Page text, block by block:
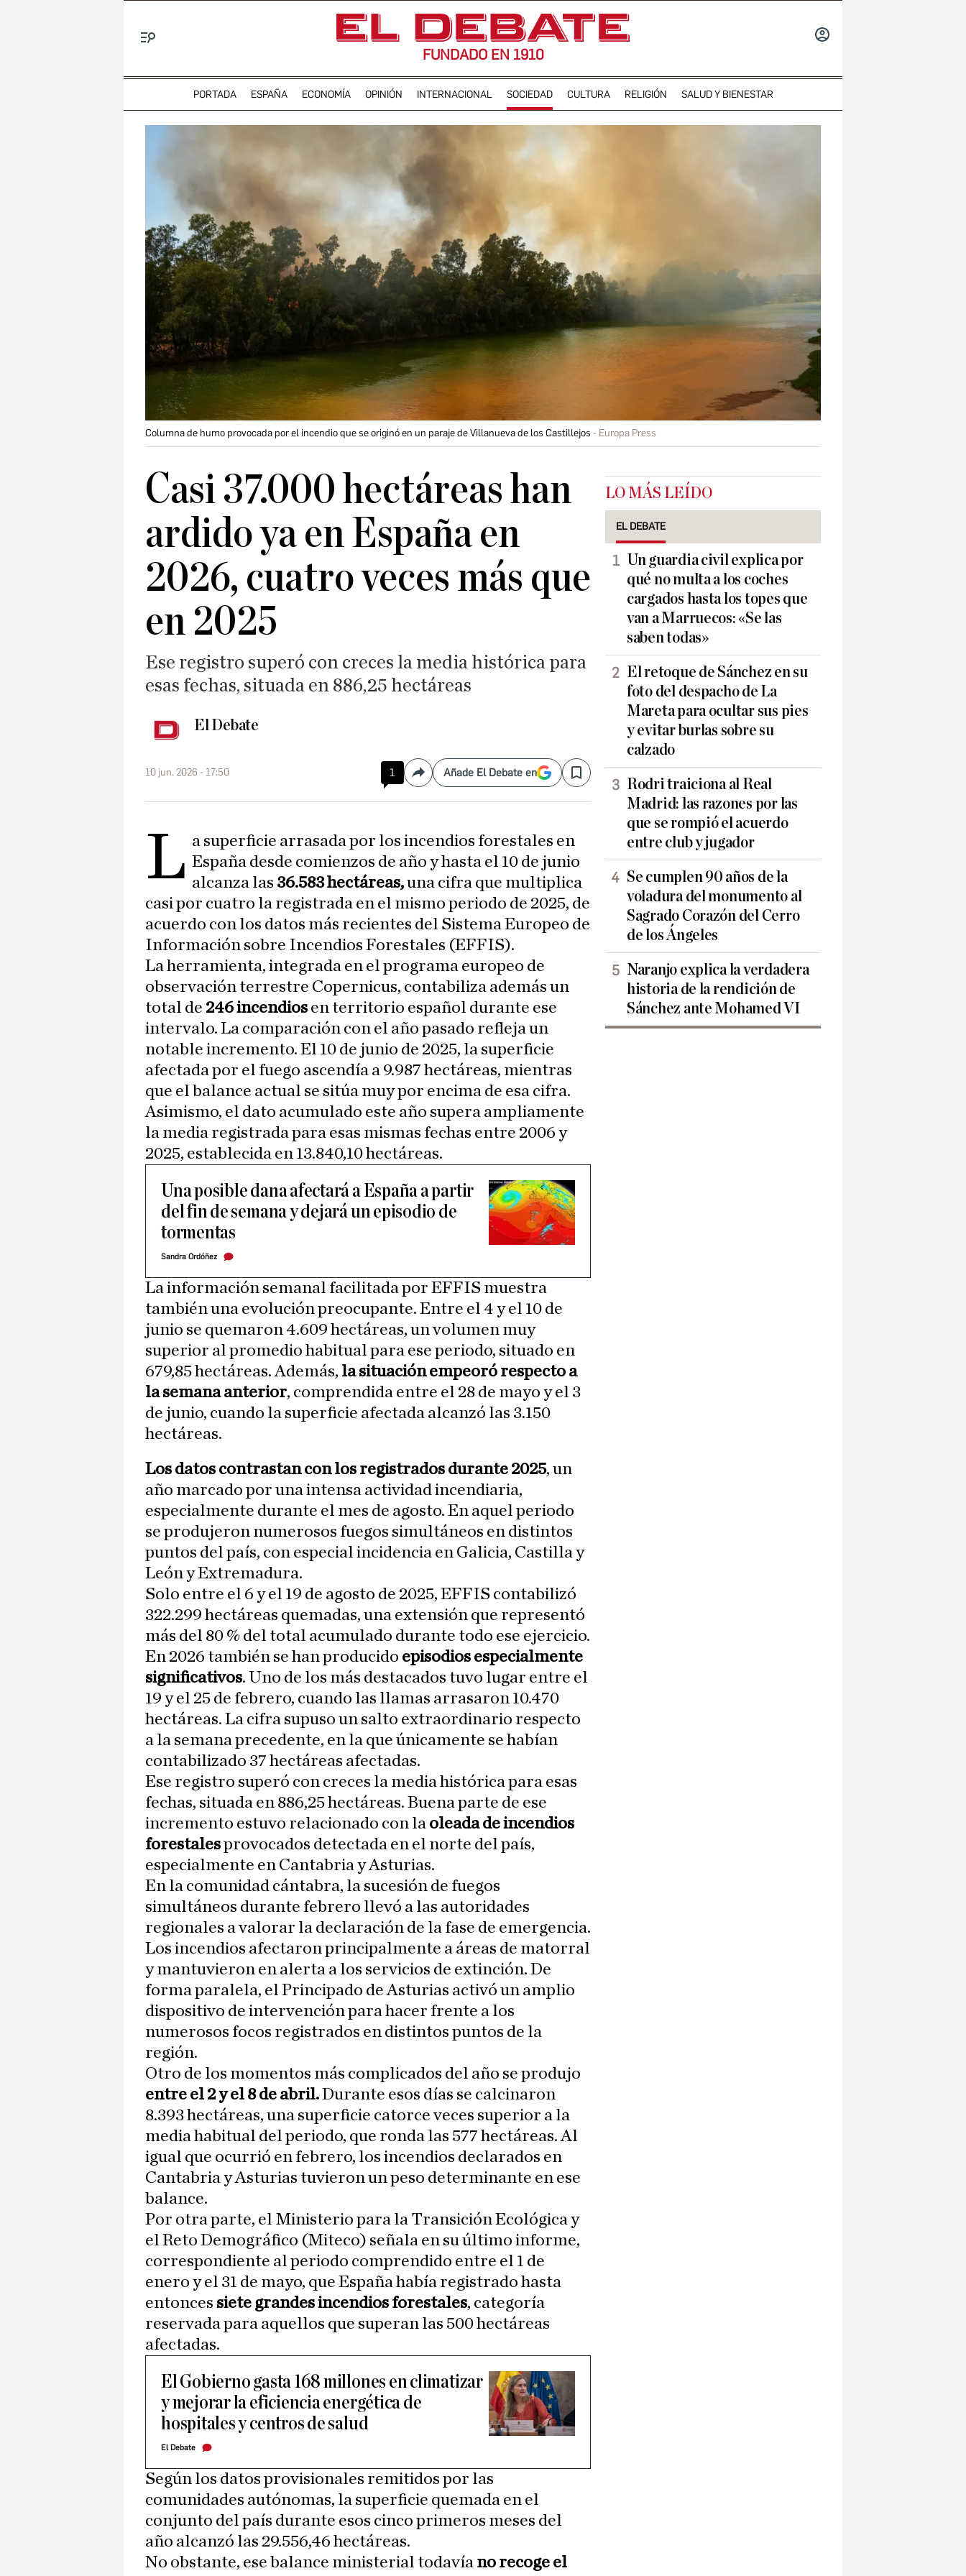
FUNDADO EN 1910
PORTADA ESPAÑA ECONOMÍA OPINIÓN INTERNACIONAL SOCIEDAD CULTURA RELIGIÓN SALUD Y BIENESTAR
Columna de humo provocada por el incendio que se originó en un paraje de Villanueva de los Castillejos Europa Press
Casi 37.000 hectáreas han
ardido ya en España en
2026, cuatro veces más que
en 2025
Ese registro superó con creces la media histórica para
esas fechas, situada en 886,25 hectáreas
El Debate
10 jun. 2026 - 17:50 1 CompartirAñade El Debate en Save
L a superficie arrasada por los incendios forestales en
España desde comienzos de año y hasta el 10 de junio
alcanza las 36.583 hectáreas,una cifra que multiplica
casi por cuatro la registrada en el mismo periodo de 2025, de
acuerdo con los datos más recientes del Sistema Europeo de
Información sobre Incendios Forestales (EFFIS).
La herramienta, integrada en el programa europeo de
observación terrestre Copernicus, contabiliza además un
total de 246 incendios en territorio español durante ese
intervalo. La comparación con el año pasado refleja un
notable incremento. El 10 de junio de 2025, la superficie
afectada por el fuego ascendía a 9.987 hectáreas, mientras
que el balance actual se sitúa muy por encima de esa cifra.
Asimismo, el dato acumulado este año supera ampliamente
la media registrada para esas mismas fechas entre 2006 y
2025, establecida en 13.840,10 hectáreas.
Una posible dana afectará a España a partir
del fin de semana y dejará un episodio de
tormentas
Sandra Ordóñez
La información semanal facilitada por EFFIS muestra
también una evolución preocupante. Entre el 4 y el 10 de
junio se quemaron 4.609 hectáreas, un volumen muy
superior al promedio habitual para ese periodo, situado en
679,85 hectáreas. Además, la situación empeoró respecto a
la semana anterior, comprendida entre el 28 de mayo y el 3
de junio, cuando la superficie afectada alcanzó las 3.150
hectáreas.
Los datos contrastan con los registrados durante 2025, un
año marcado por una intensa actividad incendiaria,
especialmente durante el mes de agosto. En aquel periodo
se produjeron numerosos fuegos simultáneos en distintos
puntos del país, con especial incidencia en Galicia, Castilla y
León y Extremadura.
Solo entre el 6 y el 19 de agosto de 2025, EFFIS contabilizó
322.299 hectáreas quemadas, una extensión que representó
más del 80 % del total acumulado durante todo ese ejercicio.
En 2026 también se han producido episodios especialmente
significativos. Uno de los más destacados tuvo lugar entre el
19 y el 25 de febrero, cuando las llamas arrasaron 10.470
hectáreas. La cifra supuso un salto extraordinario respecto
a la semana precedente, en la que únicamente se habían
contabilizado 37 hectáreas afectadas.
Ese registro superó con creces la media histórica para esas
fechas, situada en 886,25 hectáreas. Buena parte de ese
incremento estuvo relacionado con la oleada de incendios
forestalesprovocados detectada en el norte del país,
especialmente en Cantabria y Asturias.
En la comunidad cántabra, la sucesión de fuegos
simultáneos durante febrero llevó a las autoridades
regionales a valorar la declaración de la fase de emergencia.
Los incendios afectaron principalmente a áreas de matorral
y mantuvieron en alerta a los servicios de extinción. De
forma paralela, el Principado de Asturias activó un amplio
dispositivo de intervención para hacer frente a los
numerosos focos registrados en distintos puntos de la
región.
Otro de los momentos más complicados del año se produjo
entre el 2 y el 8 de abril.Durante esos días se calcinaron
8.393 hectáreas, una superficie catorce veces superior a la
media habitual del periodo, que ronda las 577 hectáreas. Al
igual que ocurrió en febrero, los incendios declarados en
Cantabria y Asturias tuvieron un peso determinante en ese
balance.
Por otra parte, el Ministerio para la Transición Ecológica y
el Reto Demográfico (Miteco) señala en su último informe,
correspondiente al periodo comprendido entre el 1 de
enero y el 31 de mayo, que España había registrado hasta
entonces siete grandes incendios forestales, categoría
reservada para aquellos que superan las 500 hectáreas
afectadas.
El Gobierno gasta 168 millones en climatizar
y mejorar la eficiencia energética de
hospitales y centros de salud
El Debate
Según los datos provisionales remitidos por las
comunidades autónomas, la superficie quemada en el
conjunto del país durante esos cinco primeros meses del
año alcanzó las 29.556,46 hectáreas.
No obstante, ese balance ministerial todavía no recoge el
LO MÁS LEÍDO
EL DEBATE
Un guardia civil explica por
qué no multa a los coches
cargados hasta los topes que
van a Marruecos: «Se las
saben todas»
El retoque de Sánchez en su
foto del despacho de La
Mareta para ocultar sus pies
y evitar burlas sobre su
calzado
Rodri traiciona al Real
Madrid: las razones por las
que se rompió el acuerdo
entre club y jugador
Se cumplen 90 años de la
voladura del monumento al
Sagrado Corazón del Cerro
de los Ángeles
Naranjo explica la verdadera
historia de la rendición de
Sánchez ante Mohamed VI